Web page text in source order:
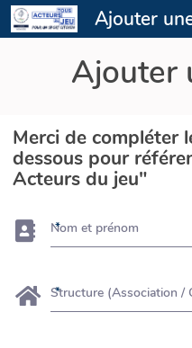
Ajouter
Ajouter
Merci de compléter
dessous pour
Acteurs du jeu"
Nom et prénom
Structure (Association /